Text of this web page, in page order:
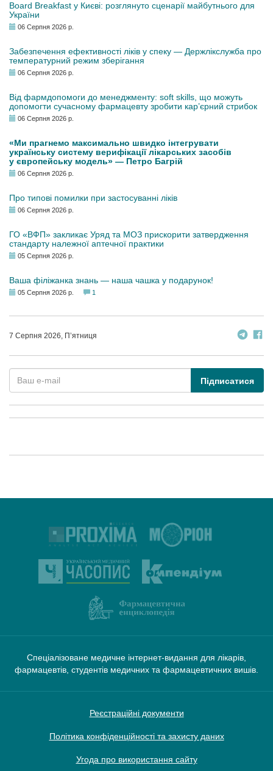
Board Breakfast у Києві: розглянуто сценарії майбутнього для
України
06 Серпня 2026 р.
Забезпечення ефективності ліків у спеку — Держлікслужба про
температурний режим зберігання
06 Серпня 2026 р.
Від фармдопомоги до менеджменту: soft skills, що можуть
допомогти сучасному фармацевту зробити кар’єрний стрибок
06 Серпня 2026 р.
«Ми прагнемо максимально швидко інтегрувати
українську систему верифікації лікарських засобів
у європейську модель» — Петро Багрій
06 Серпня 2026 р.
Про типові помилки при застосуванні ліків
06 Серпня 2026 р.
ГО «ВФП» закликає Уряд та МОЗ прискорити затвердження
стандарту належної аптечної практики
05 Серпня 2026 р.
Ваша філіжанка знань — наша чашка у подарунок!
05 Серпня 2026 р. 1
7 Серпня 2026, П’ятниця
Підписатися
Спеціалізоване медичне інтернет-видання для лікарів,
фармацевтів, студентів медичних та фармацевтичних вишів.
Реєстраційні документи
Політика конфіденційності та захисту даних
Угода про використання сайту